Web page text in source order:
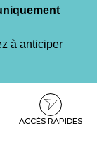
à anticiper
ACCÈS RAPIDES